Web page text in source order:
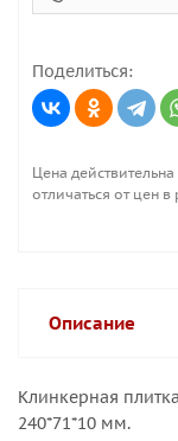
Поделиться:
Цена
отличаться от цен
Описание
Клинкерная
240*71*10 мм.